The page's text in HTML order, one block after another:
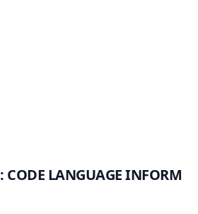
: CODE LANGUAGEINFORM